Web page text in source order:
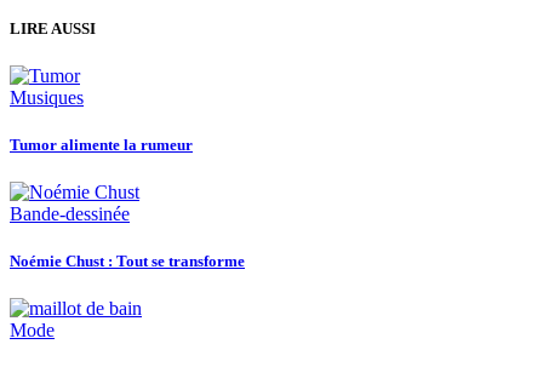
LIRE AUSSI
Musiques
Tumor alimente la rumeur
Bande-dessinée
Noémie Chust : Tout se transforme
Mode